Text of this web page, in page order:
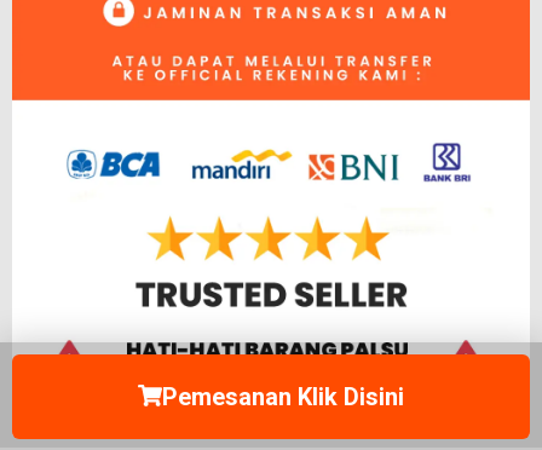
Pemesanan Klik Disini